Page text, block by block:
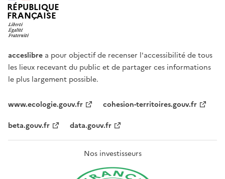
RÉPUBLIQUE
FRANÇAISE
acceslibre a pour objectif de recenser l'accessibilité de tous
les lieux recevant du public et de partager ces informations
le plus largement possible.
www.ecologie.gouv.fr
cohesion-territoires.gouv.fr
beta.gouv.fr
data.gouv.fr
Nos investisseurs